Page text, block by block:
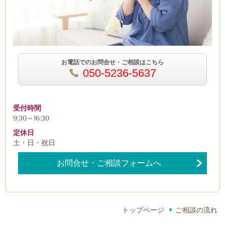
お電話でのお問合せ・ご相談はこちら
050-5236-5637
受付時間
9:30～16:30
定休日
土・日・祝日
お問合せ・ご相談フォームへ
トップページ ご相談の流れ